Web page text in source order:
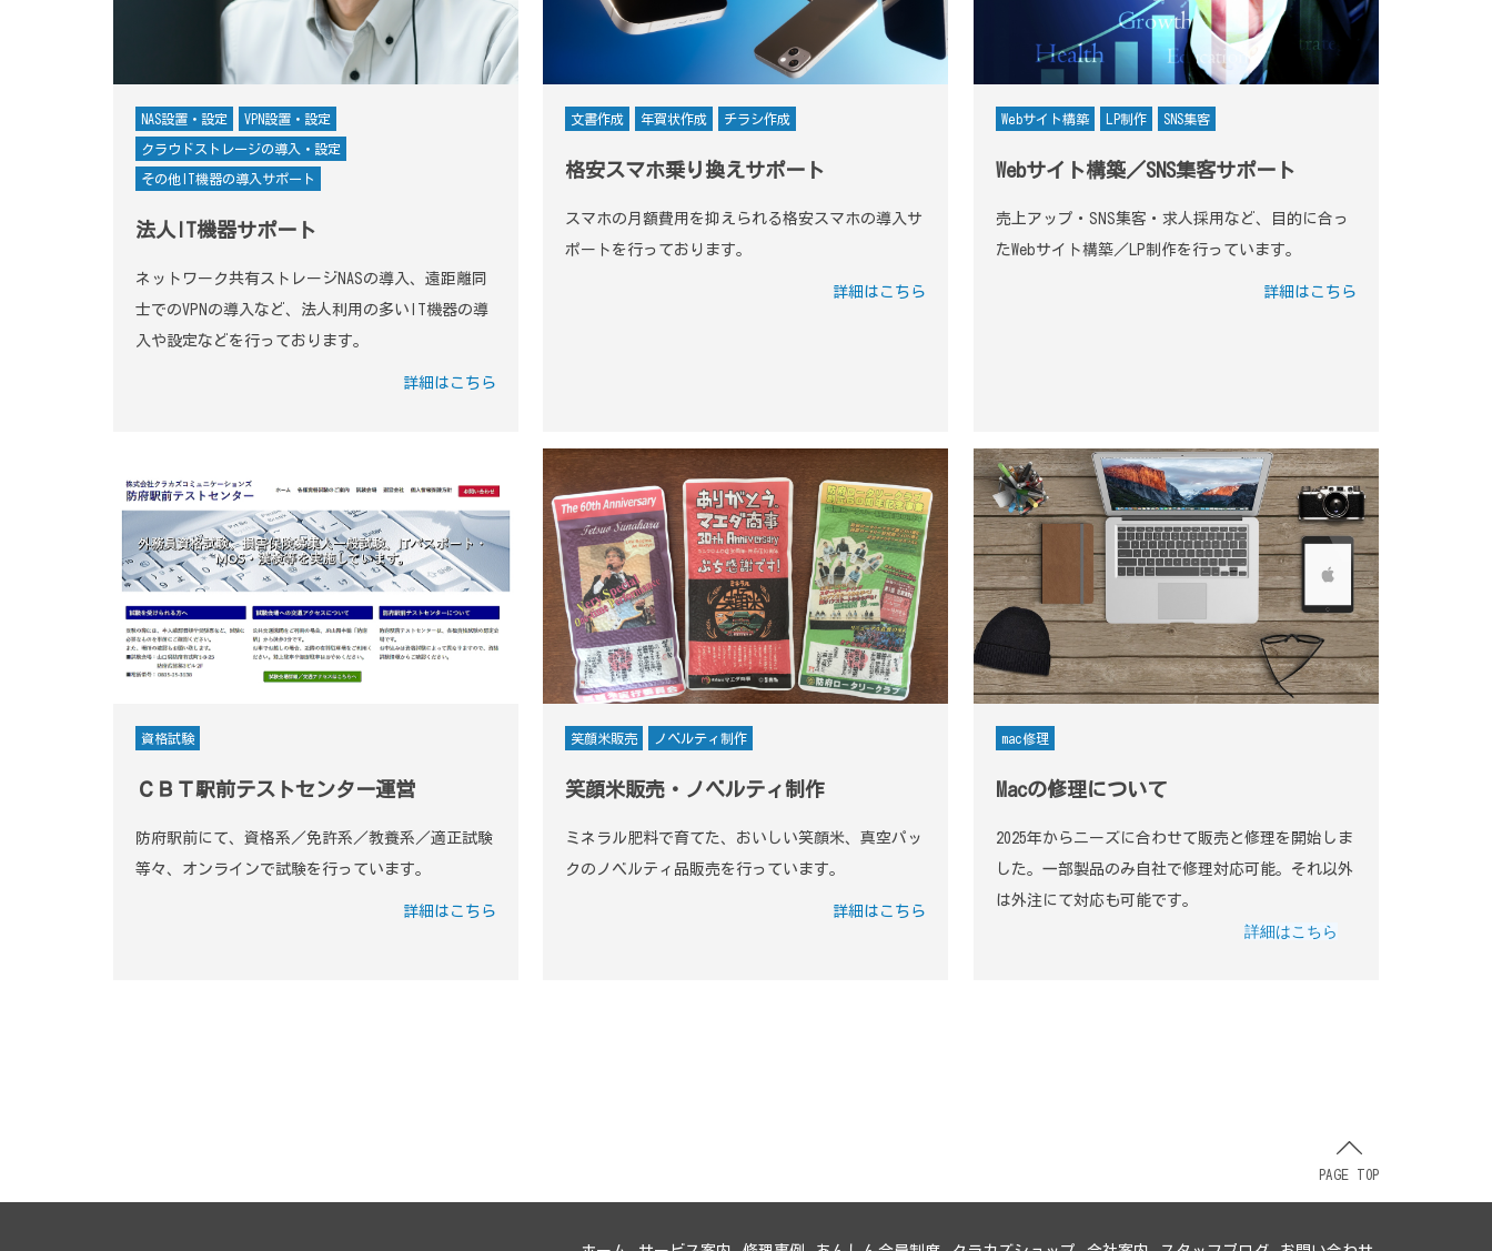
NAS設置・設定 VPN設置・設定
クラウドストレージの導入・設定
その他IT機器の導入サポート
法人IT機器サポート
ネットワーク共有ストレージNASの導入、遠距離同
士でのVPNの導入など、法人利用の多いIT機器の導
入や設定などを行っております。
詳細はこちら
文書作成 年賀状作成 チラシ作成
格安スマホ乗り換えサポート
スマホの月額費用を抑えられる格安スマホの導入サ
ポートを行っております。
詳細はこちら
Webサイト構築 LP制作 SNS集客
Webサイト構築／SNS集客サポート
売上アップ・SNS集客・求人採用など、目的に合っ
たWebサイト構築／LP制作を行っています。
詳細はこちら
資格試験
ＣＢＴ駅前テストセンター運営
防府駅前にて、資格系／免許系／教養系／適正試験
等々、オンラインで試験を行っています。
詳細はこちら
笑顔米販売 ノベルティ制作
笑顔米販売・ノベルティ制作
ミネラル肥料で育てた、おいしい笑顔米、真空パッ
クのノベルティ品販売を行っています。
詳細はこちら
mac修理
Macの修理について
2025年からニーズに合わせて販売と修理を開始しま
した。一部製品のみ自社で修理対応可能。それ以外
は外注にて対応も可能です。
詳細はこちら
PAGE TOP